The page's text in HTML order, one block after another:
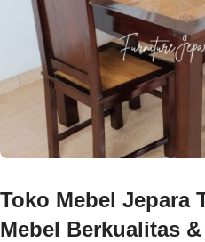
Toko Mebel Jepara
Mebel Berkualitas